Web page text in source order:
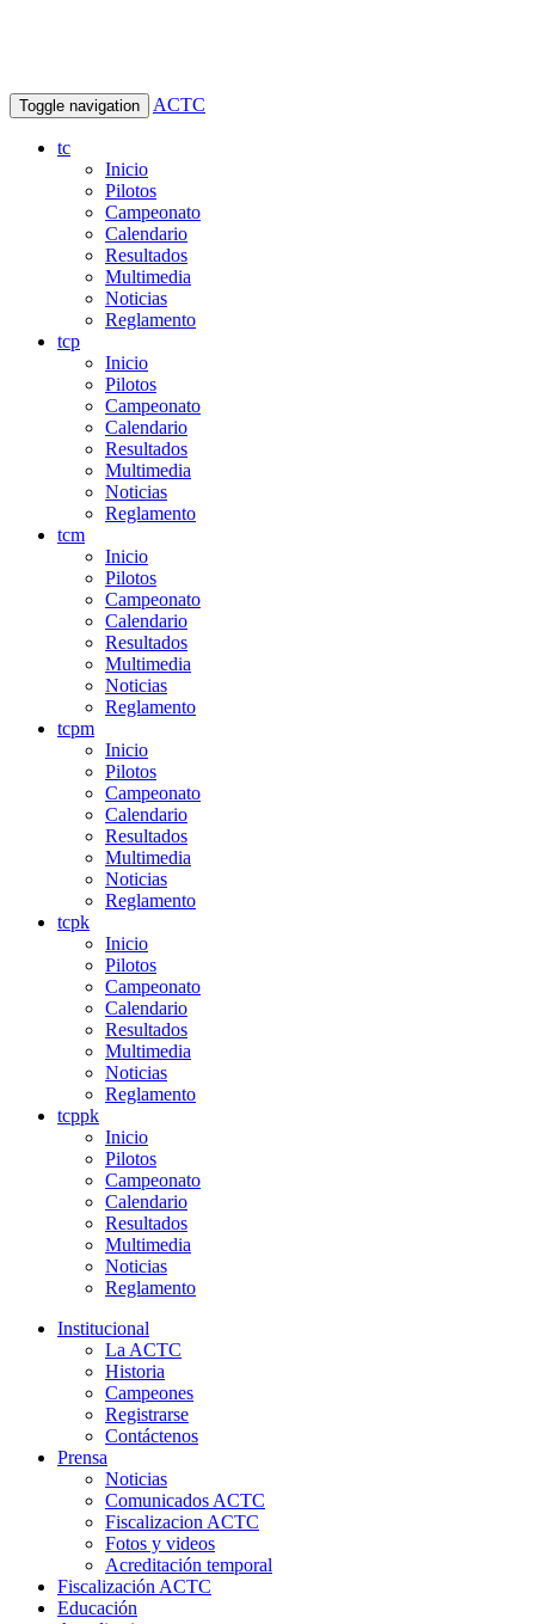
Toggle navigation ACTC
tc
Inicio
Pilotos
Campeonato
Calendario
Resultados
Multimedia
Noticias
Reglamento
tcp
Inicio
Pilotos
Campeonato
Calendario
Resultados
Multimedia
Noticias
Reglamento
tcm
Inicio
Pilotos
Campeonato
Calendario
Resultados
Multimedia
Noticias
Reglamento
tcpm
Inicio
Pilotos
Campeonato
Calendario
Resultados
Multimedia
Noticias
Reglamento
tcpk
Inicio
Pilotos
Campeonato
Calendario
Resultados
Multimedia
Noticias
Reglamento
tcppk
Inicio
Pilotos
Campeonato
Calendario
Resultados
Multimedia
Noticias
Reglamento
Institucional
La ACTC
Historia
Campeones
Registrarse
Contáctenos
Prensa
Noticias
Comunicados ACTC
Fiscalizacion ACTC
Fotos y videos
Acreditación temporal
Fiscalización ACTC
Educación